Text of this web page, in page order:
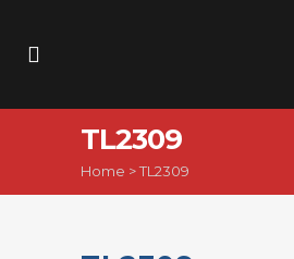
TL2309
Home >TL2309